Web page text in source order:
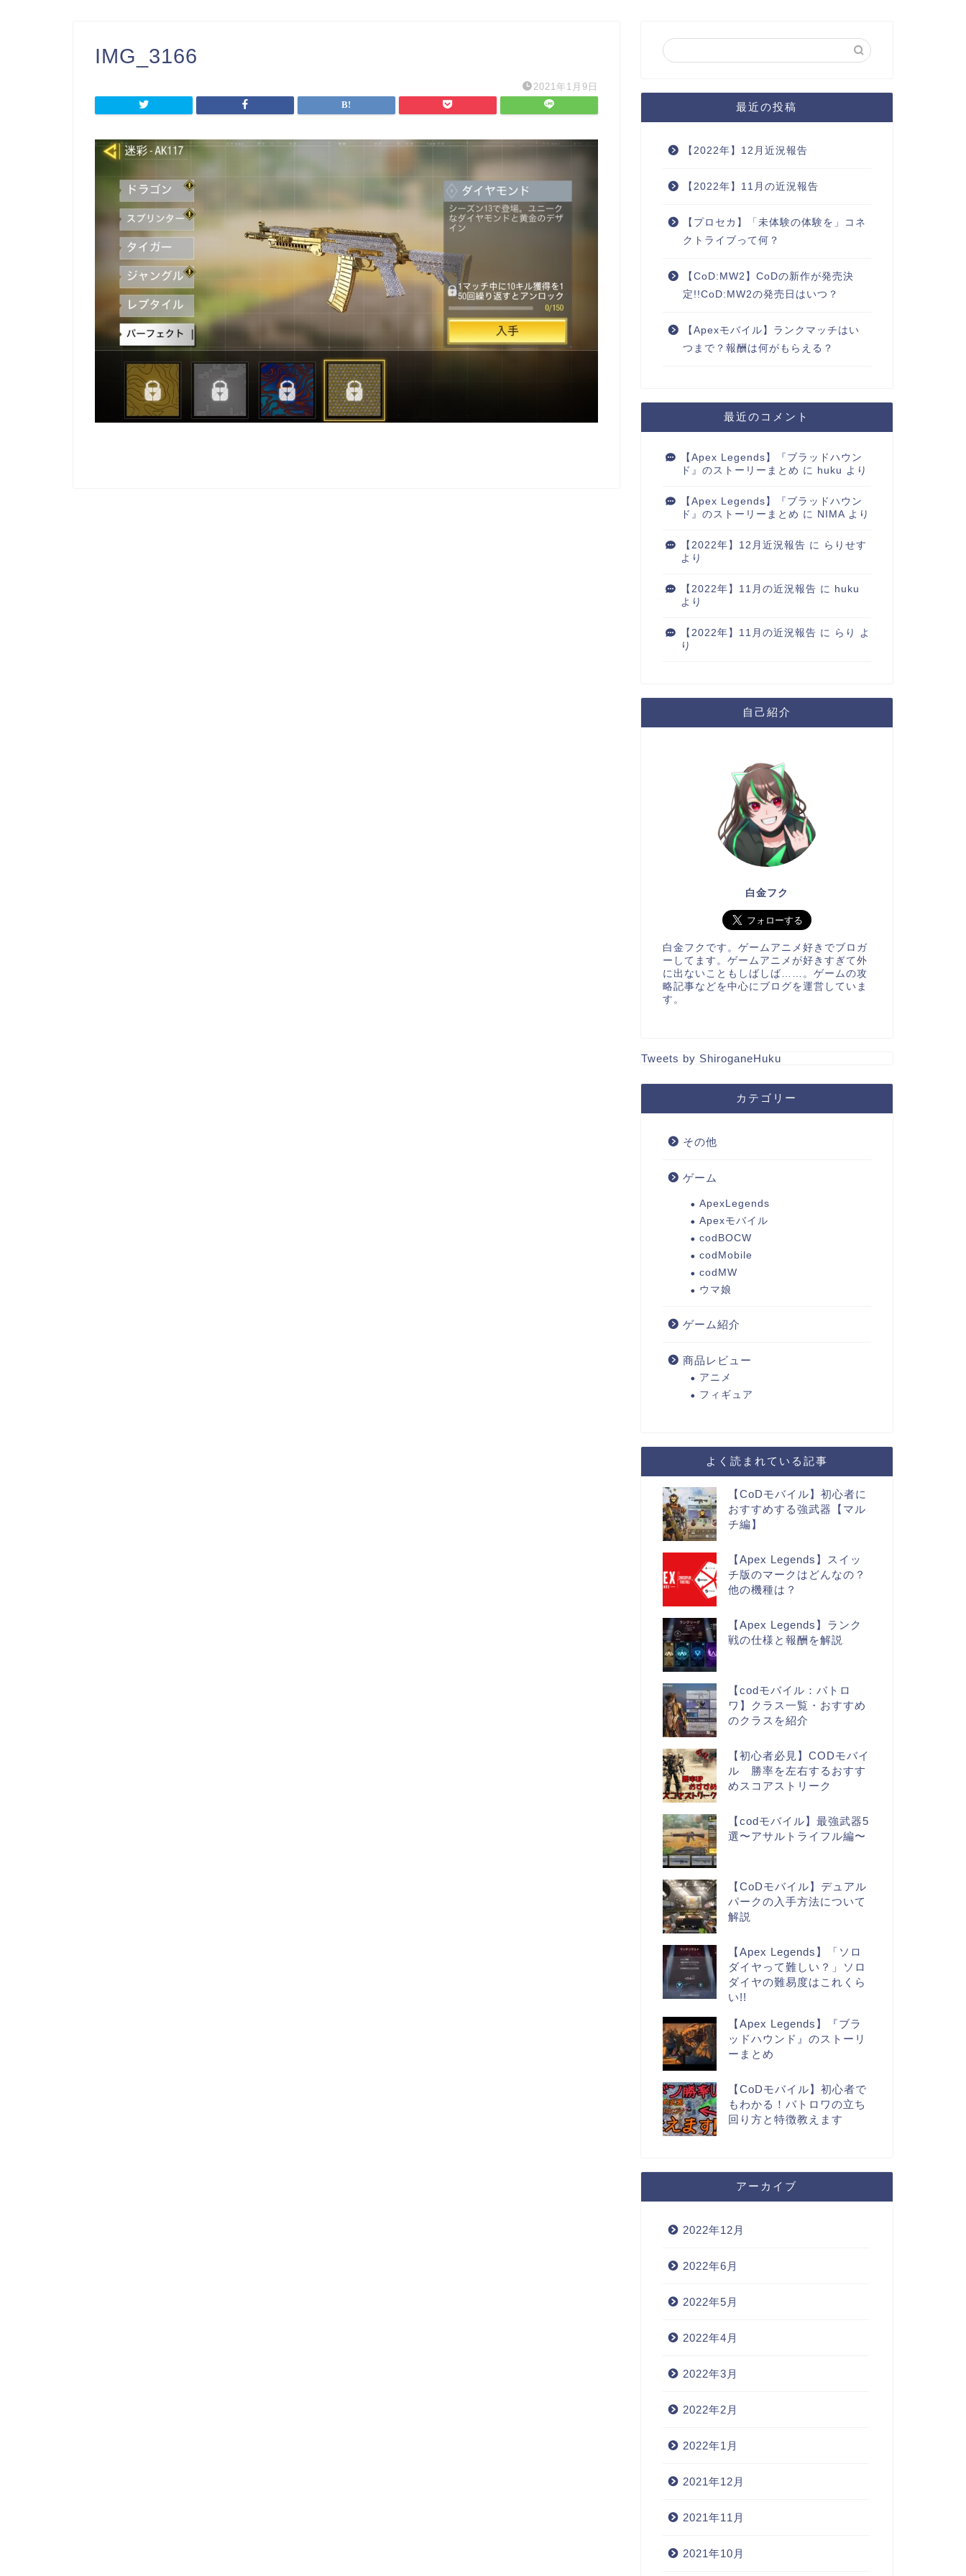
IMG_3166
2021年1月9日
最近の投稿
【2022年】12月近況報告
【2022年】11月の近況報告
【プロセカ】「未体験の体験を」コネ
クトライブって何？
【CoD:MW2】CoDの新作が発売決
定!!CoD:MW2の発売日はいつ？
【Apexモバイル】ランクマッチはい
つまで？報酬は何がもらえる？
最近のコメント
【Apex Legends】『ブラッドハウン
ド』のストーリーまとめ に huku より
【Apex Legends】『ブラッドハウン
ド』のストーリーまとめ に NIMAより
【2022年】12月近況報告 に らりせす
より
【2022年】11月の近況報告 に huku
より
【2022年】11月の近況報告 に らり
よ
り
自己紹介
白金フク
白金フクです。ゲームアニメ好きでブロガ
ーしてます。ゲームアニメが好きすぎて外
に出ないこともしばしば……。ゲームの攻
略記事などを中心にブログを運営していま
す。
Tweets by ShiroganeHuku
カテゴリー
その他
ゲーム
ApexLegends
Apexモバイル
codBOCW
codMobile
codMW
ウマ娘
ゲーム紹介
商品レビュー
アニメ
フィギュア
よく読まれている記事
【CoDモバイル】初心者に
おすすめする強武器【マル
チ編】
【Apex Legends】スイッ
チ版のマークはどんなの？
他の機種は？
【Apex Legends】ランク
戦の仕様と報酬を解説
【codモバイル：バトロ
ワ】クラス一覧・おすすめ
のクラスを紹介
【初心者必見】CODモバイ
ル 勝率を左右するおすす
めスコアストリーク
【codモバイル】最強武器5
選〜アサルトライフル編〜
【CoDモバイル】デュアル
パークの入手方法について
解説
【Apex Legends】「ソロ
ダイヤって難しい？」ソロ
ダイヤの難易度はこれくら
い!!
【Apex Legends】『ブラ
ッドハウンド』のストーリ
ーまとめ
【CoDモバイル】初心者で
もわかる！バトロワの立ち
回り方と特徴教えます
アーカイブ
2022年12月
2022年6月
2022年5月
2022年4月
2022年3月
2022年2月
2022年1月
2021年12月
2021年11月
2021年10月